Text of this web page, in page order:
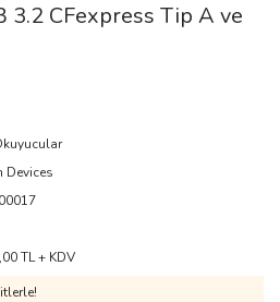
3.2 CFexpress Tip A ve
Devices
TL + KDV